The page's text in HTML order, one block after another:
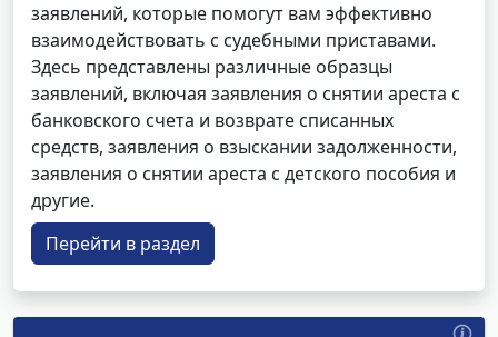
заявлений, которые помогут вам эффективно
взаимодействовать с судебными приставами.
Здесь представлены различные образцы
заявлений, включая заявления о снятии ареста с
банковского счета и возврате списанных
средств, заявления о взыскании задолженности,
заявления о снятии ареста с детского пособия и
другие.
Перейти в раздел